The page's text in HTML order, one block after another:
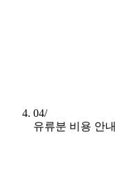
04/
유류분 비용 안내